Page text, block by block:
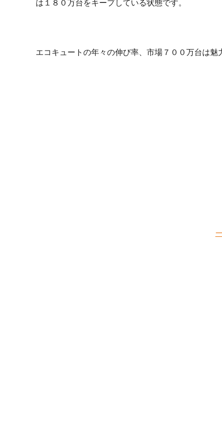
は１８０万台をキープしている状態です。
エコキュートの年々の伸び率、市場７００万台は魅